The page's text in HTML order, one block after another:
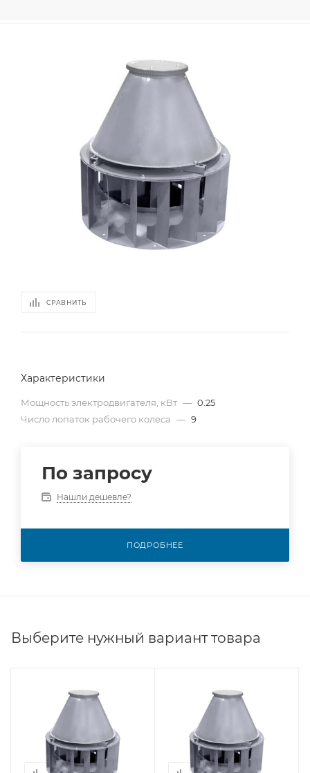
СРАВНИТЬ
Характеристики
Мощность электродвигателя, кВт — 0.25
Число лопаток рабочего колеса — 9
По запросу
Нашли дешевле?
ПОДРОБНЕЕ
Выберите нужный вариант товара